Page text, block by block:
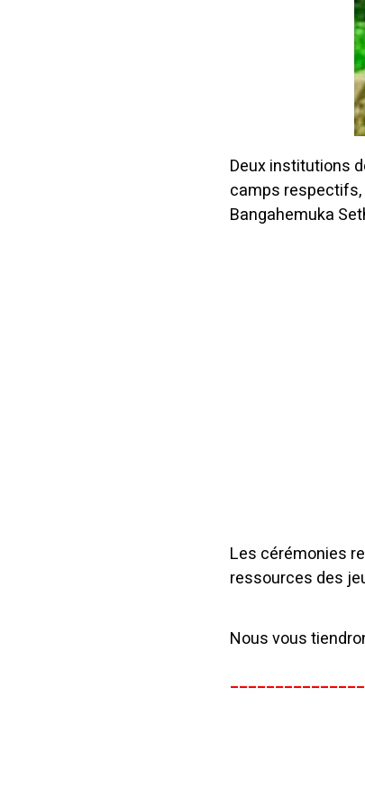
Deux institutions
camps respectifs,
Bangahemuka
Les cérémonies
ressources des
Nous vous